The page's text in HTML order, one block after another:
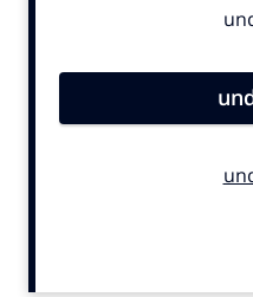
Contentmarketing